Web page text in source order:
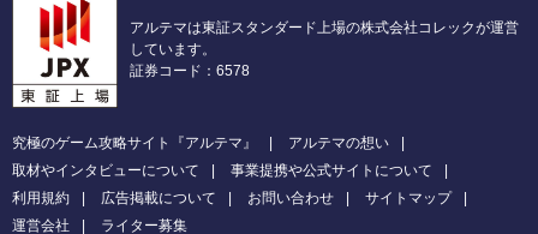
アルテマは東証スタンダード上場の株式会社コレックが運営
しています。
証券コード：6578
究極のゲーム攻略サイト『アルテマ』
アルテマの想い
取材やインタビューについて
事業提携や公式サイトについて
利用規約
広告掲載について お問い合わせ
サイトマップ
運営会社
ライター募集